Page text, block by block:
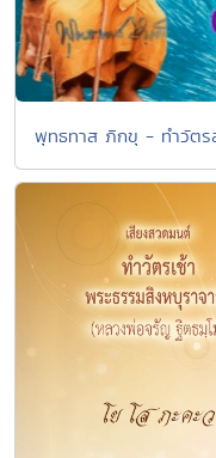
พุทธทาส ภิกขุ - ทำวัตร